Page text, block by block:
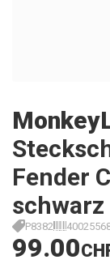
Fender
schwarz
P8382
99.00